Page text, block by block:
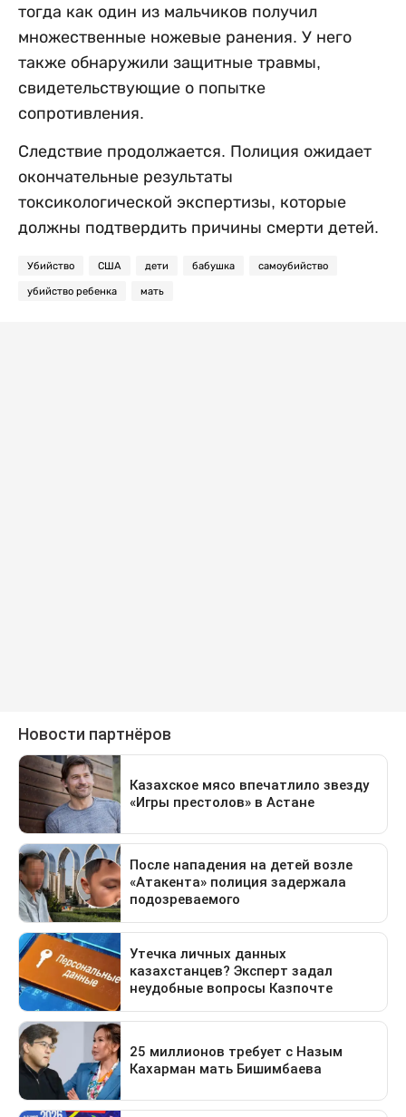
тогда как один из мальчиков получил
множественные ножевые ранения. У него
также обнаружили защитные травмы,
свидетельствующие о попытке
сопротивления.
Следствие продолжается. Полиция ожидает
окончательные результаты
токсикологической экспертизы, которые
должны подтвердить причины смерти детей.
Убийство США дети бабушка самоубийство
убийство ребенка мать